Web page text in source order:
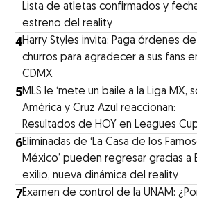
Lista de atletas confirmados y
estreno del reality
4Harry Styles invita: Paga órdenes de
churros para agradecer a sus fans
CDMX
5MLS le ‘mete un baile a la Liga MX,
América y Cruz Azul reaccionan:
Resultados de HOY en Leagues
6Eliminadas de ‘La Casa de los
México’ pueden regresar gracias a
exilio, nueva dinámica del reality
7Examen de control de la UNAM: